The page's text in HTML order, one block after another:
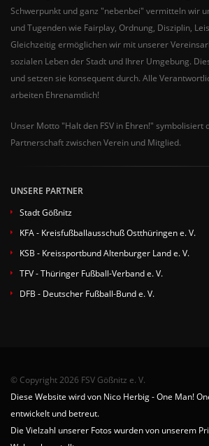
Schwerpunkt und ganz "nebenbei" vermitteln wir
und Tugenden wie Fairplay, Ordnung, Disziplin,
Gleichzeitig ermöglichen wir mit unserer
sozialen Leben der Stadt und Ihrer Umgebung.
und setzen sie konsequent durch. Alle
arbeiten Ehrenamtlich!
Unser Motto "Halt den FSV in Ehren!" symbolisiert
Partnerschaft zwischen Verein und Mitglied.
UNSERE PARTNER
Stadt Gößnitz
KFA - Kreisfußballausschuß Ostthüringen e. V.
KSB - Kreissportbund Altenburger Land e. V.
TFV - Thüringer Fußball-Verband e. V.
DFB - Deutscher Fußball-Bund e. V.
© Copyright 2026 FSV Gößnitz e. V.
Diese Website wird von Nico Herbig - One Man!
entwickelt und betreut.
Die Vielzahl unserer Fotos wurden von unserem